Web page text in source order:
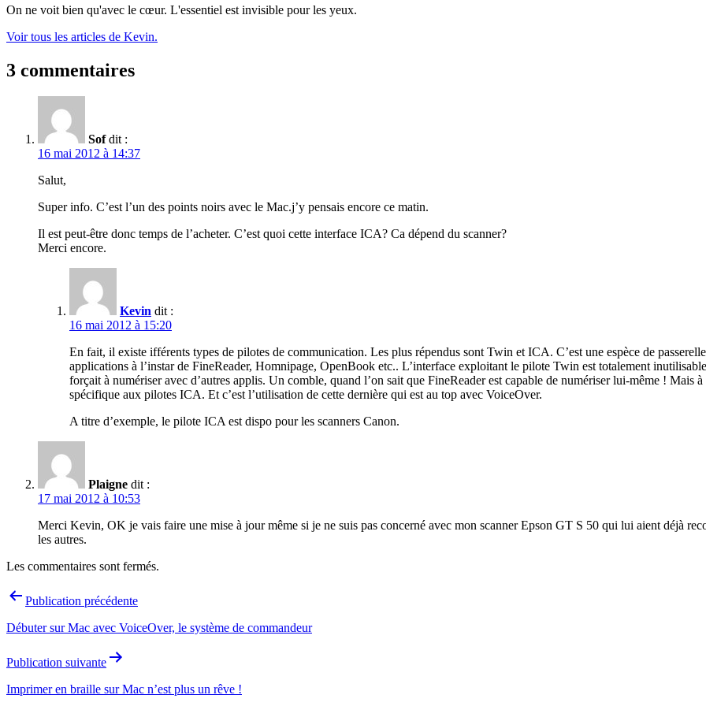
On ne voit bien qu'avec le cœur. L'essentiel est invisible pour les yeux.
Voir tous les articles de Kevin.
3 commentaires
Sof dit :
16 mai 2012 à 14:37
Salut,
Super info. C’est l’un des points noirs avec le Mac.j’y pensais encore ce matin.
Il est peut-être donc temps de l’acheter. C’est quoi cette interface ICA? Ca dépend du scanner?
Merci encore.
Kevin dit :
16 mai 2012 à 15:20
En fait, il existe ifférents types de pilotes de communication. Les plus répendus sont Twin et ICA. C’est une espèce de
applications à l’instar de FineReader, Homnipage, OpenBook etc.. L’interface exploitant le pilote Twin est totalement
forçait à numériser avec d’autres applis. Un comble, quand l’on sait que FineReader est capable de numériser lui-même !
spécifique aux pilotes ICA. Et c’est l’utilisation de cette dernière qui est au top avec VoiceOver.
A titre d’exemple, le pilote ICA est dispo pour les scanners Canon.
Plaigne dit :
17 mai 2012 à 10:53
Merci Kevin, OK je vais faire une mise à jour même si je ne suis pas concerné avec mon scanner Epson GT S 50 qui lui aient déjà
les autres.
Les commentaires sont fermés.
Navigation
de
l’article
Publication précédente
Débuter sur Mac avec VoiceOver, le système de commandeur
Publication suivante
Imprimer en braille sur Mac n’est plus un rêve !